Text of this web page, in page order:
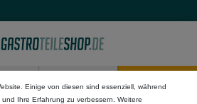
Einige von diesen sind essenziell, während
Ihre Erfahrung zu verbessern. Weitere